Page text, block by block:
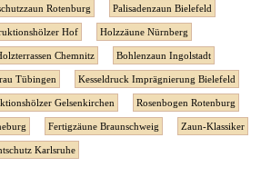
Rotenburg Palisadenzaun Bielefeld
Hof Holzzäune Nürnberg
Chemnitz Bohlenzaun Ingolstadt
Tübingen Kesseldruck Imprägnierung Bielefeld
Gelsenkirchen Rosenbogen Rotenburg
Fertigzäune Braunschweig Zaun-Klassiker
Karlsruhe